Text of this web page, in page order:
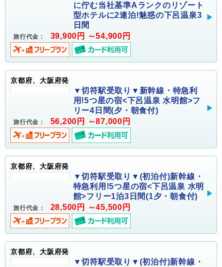
に佇む当社基準Aランクのリゾート
型ホテルに2連泊!魅惑の下呂温泉3
日間
旅行代金： 39,900円 ～54,900円
京都府、大阪府発
▼切符駅受取り▼新幹線・特急利
用!5つ星の宿<下呂温泉 水明館>フ
リー4日間(夕・朝食付)
旅行代金： 56,200円 ～87,000円
京都府、大阪府発
▼切符駅受取り▼(初泊付)新幹線・
特急利用!5つ星の宿<下呂温泉 水明
館>フリー1泊3日間(1夕・朝食付)
旅行代金： 28,500円 ～45,500円
京都府、大阪府発
▼切符駅受取り▼(初泊付)新幹線・